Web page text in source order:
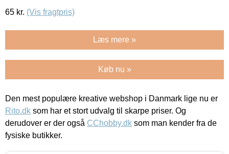
65 kr. (Vis fragtpris)
Læs mere »
Køb nu »
Den mest populære kreative webshop i Danmark lige nu er
Rito.dk som har et stort udvalg til skarpe priser. Og
derudover er der også CChobby.dk som man kender fra de
fysiske butikker.